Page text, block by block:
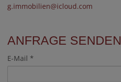
g.immobilien@icloud.com
ANFRAGE SENDEN
E-Mail